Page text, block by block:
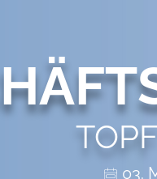
03.